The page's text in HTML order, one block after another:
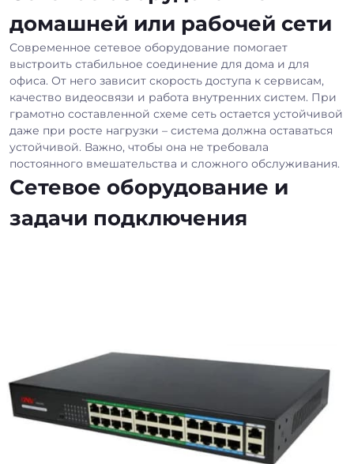
домашней или рабочей сети
Современное сетевое оборудование помогает
выстроить стабильное соединение для дома и для
офиса. От него зависит скорость доступа к сервисам,
качество видеосвязи и работа внутренних систем. При
грамотно составленной схеме сеть остается устойчивой
даже при росте нагрузки – система должна оставаться
устойчивой. Важно, чтобы она не требовала
постоянного вмешательства и сложного обслуживания.
Сетевое оборудование и
задачи подключения